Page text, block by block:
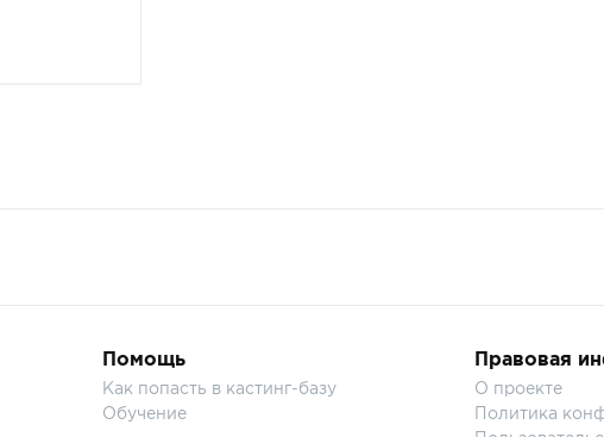
Помощь
Как попасть в кастинг-базу
Обучение
Правовая
О проекте
Политика